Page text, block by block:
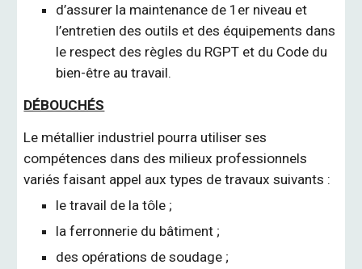
d’assurer la maintenance de 1er niveau et
l’entretien des outils et des équipements dans
le respect des règles du RGPT et du Code du
bien-être au travail.
DÉBOUCHÉS
Le métallier industriel pourra utiliser ses
compétences dans des milieux professionnels
variés faisant appel aux types de travaux suivants :
le travail de la tôle ;
la ferronnerie du bâtiment ;
des opérations de soudage ;